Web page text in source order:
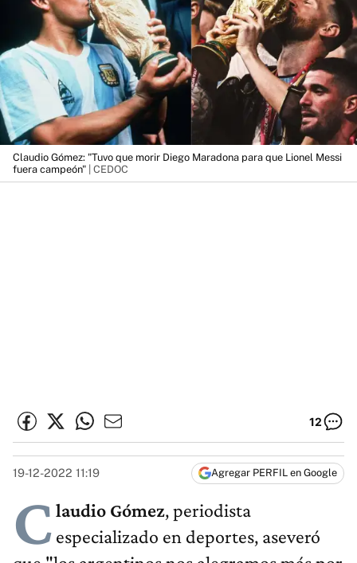
Claudio Gómez: "Tuvo que morir Diego Maradona para que Lionel Messi
fuera campeón" | CEDOC
12
19-12-2022 11:19 Agregar PERFIL en Google
Claudio Gómez, periodista
especializado en deportes, aseveró